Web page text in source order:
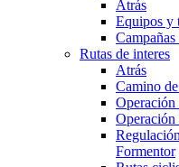
Atrás
Equipos y
Rutas de interes
Atrás
Camino
Operación
Operación
Formentor